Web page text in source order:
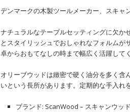
デンマークの木製ツールメーカー、スキャ
ナチュラルなテーブルセッティングに欠か
とスタイリッシュでおしゃれなフォルム
卓からおもてなしの時まで幅広く活躍して
オリーブウッドは緻密で硬く油分を多く含
いという長所があります。定期的な手入れ
ブランド: ScanWood – スキャンウッ